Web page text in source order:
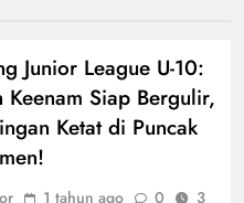
Junior League U-10:
Keenam Siap Bergulir,
Ketat di Puncak
1 tahun ago 0
3